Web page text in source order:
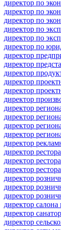
директор по
директор по
директор по
директор по
директор по
директор по
директор
директор
директор
директор
директор
директор
директор
директор
директор
директор
директор
директор
директор
директор
директор
директор
директор
директор салона
директор
директор